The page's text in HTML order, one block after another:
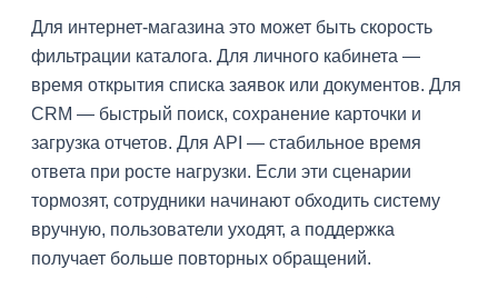
Для интернет-магазина это может быть скорость
фильтрации каталога. Для личного кабинета —
время открытия списка заявок или документов. Для
CRM — быстрый поиск, сохранение карточки и
загрузка отчетов. Для API — стабильное время
ответа при росте нагрузки. Если эти сценарии
тормозят, сотрудники начинают обходить систему
вручную, пользователи уходят, а поддержка
получает больше повторных обращений.